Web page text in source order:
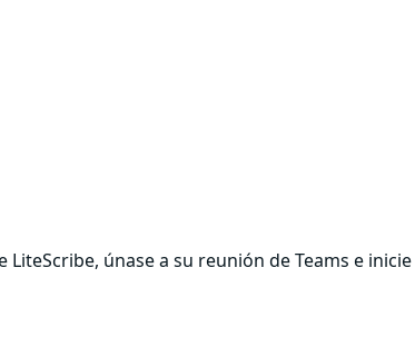
únase a su reunión de Teams e